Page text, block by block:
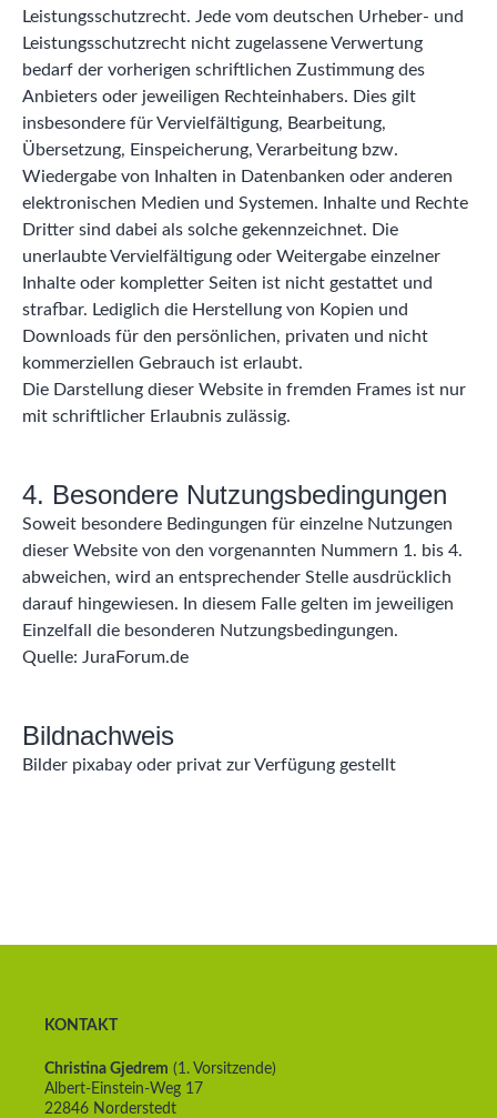
Leistungsschutzrecht. Jede vom deutschen Urheber- und
Leistungsschutzrecht nicht zugelassene Verwertung
bedarf der vorherigen schriftlichen Zustimmung des
Anbieters oder jeweiligen Rechteinhabers. Dies gilt
insbesondere für Vervielfältigung, Bearbeitung,
Übersetzung, Einspeicherung, Verarbeitung bzw.
Wiedergabe von Inhalten in Datenbanken oder anderen
elektronischen Medien und Systemen. Inhalte und Rechte
Dritter sind dabei als solche gekennzeichnet. Die
unerlaubte Vervielfältigung oder Weitergabe einzelner
Inhalte oder kompletter Seiten ist nicht gestattet und
strafbar. Lediglich die Herstellung von Kopien und
Downloads für den persönlichen, privaten und nicht
kommerziellen Gebrauch ist erlaubt.
Die Darstellung dieser Website in fremden Frames ist nur
mit schriftlicher Erlaubnis zulässig.
4. Besondere Nutzungsbedingungen
Soweit besondere Bedingungen für einzelne Nutzungen
dieser Website von den vorgenannten Nummern 1. bis 4.
abweichen, wird an entsprechender Stelle ausdrücklich
darauf hingewiesen. In diesem Falle gelten im jeweiligen
Einzelfall die besonderen Nutzungsbedingungen.
Quelle: JuraForum.de
Bildnachweis
Bilder pixabay oder privat zur Verfügung gestellt
KONTAKT
Christina Gjedrem (1. Vorsitzende)
Albert-Einstein-Weg 17
22846 Norderstedt